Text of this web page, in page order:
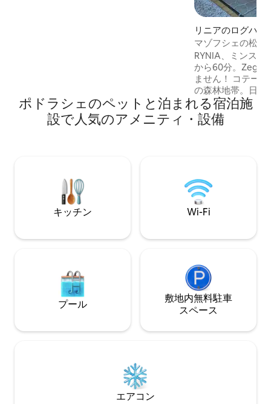
リニアのログハウ
マゾフシェの松林
RYNIA、ミンスク
から60分。
ません！ コテー
の森林地帯。日陰
涼しいです！！！
きテーブル、ブ
用のシェルター
フ城、ハイキング
も私のゲストです
油、塩、香辛料な
す。
ポドラシェのペットと泊まれる宿泊施
設で人気のアメニティ・設備
キッチン Wi-Fi
プール
敷地内無料駐⁠車
ス⁠ペ⁠ー⁠ス
エアコン